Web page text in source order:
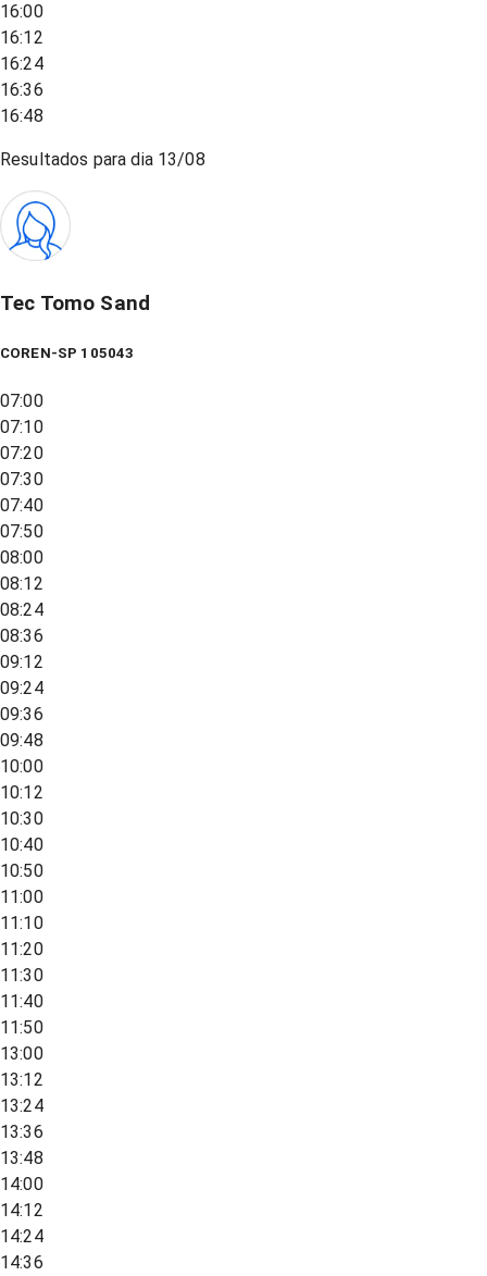
16:00
16:12
16:24
16:36
16:48
Resultados para dia 13/08
Tec Tomo Sand
COREN-SP 105043
07:00
07:10
07:20
07:30
07:40
07:50
08:00
08:12
08:24
08:36
09:12
09:24
09:36
09:48
10:00
10:12
10:30
10:40
10:50
11:00
11:10
11:20
11:30
11:40
11:50
13:00
13:12
13:24
13:36
13:48
14:00
14:12
14:24
14:36